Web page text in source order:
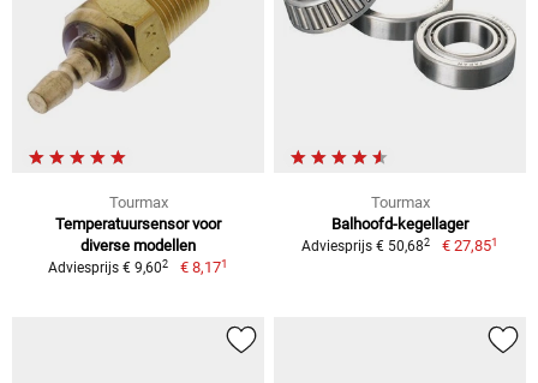
Tourmax
Temperatuursensor voor
diverse modellen
Adviesprijs € 9,602 € 8,171
Tourmax
Balhoofd-kegellager
Adviesprijs € 50,682 € 27,851